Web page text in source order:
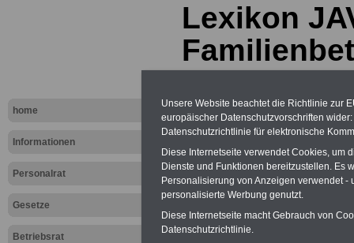
home
Informationen
Personalrat
Gesetze
Betriebsrat
Lexikon
Unsere Website beachtet die Richtlinie zur
europäischer Datenschutzvorschriften
Datenschutzrichtlinie für elektronische
Diese Internetseite verwendet Cookies, um
Dienste und Funktionen bereitzustellen. Es
Personalisierung von Anzeigen verwendet
personalisierte Werbung genutzt.
Diese Internetseite macht Gebrauch von
Datenschutzrichtlinie.